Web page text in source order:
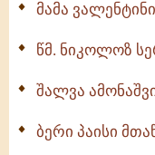
მამა
წმ. ნიკოლოზ
შალვა
ბერი პაისი